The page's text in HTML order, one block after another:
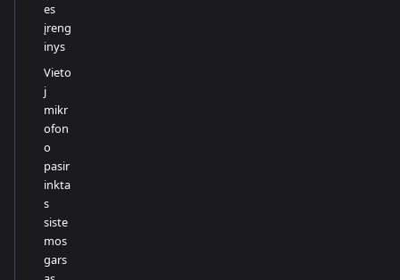
es
įreng
inys
Vieto
j
mikr
ofon
o
pasir
inkta
s
siste
mos
gars